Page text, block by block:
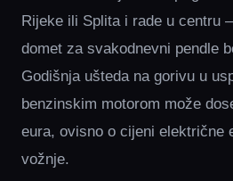
Rijeke ili Splita i rade u centru
domet za svakodnevni pendle
Godišnja ušteda na gorivu u
benzinskim motorom može
eura, ovisno o cijeni električne
vožnje.